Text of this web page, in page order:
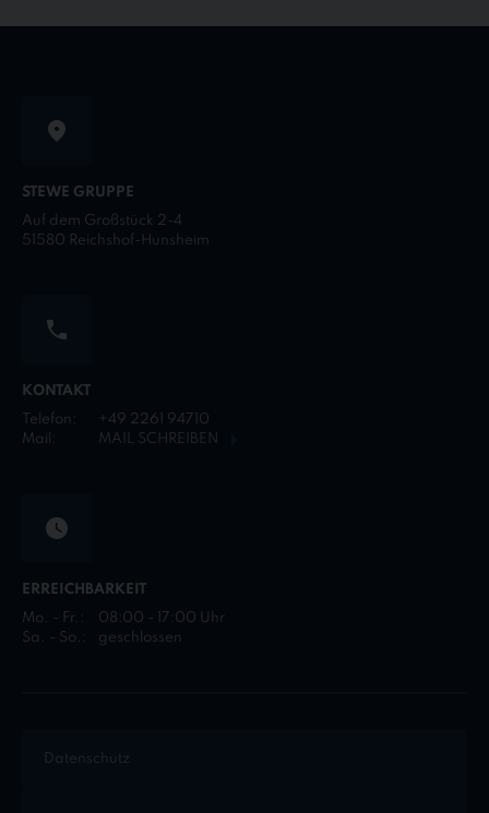
STEWE GRUPPE
Auf dem Großstück 2-4
51580 Reichshof-Hunsheim
KONTAKT
Telefon:
+49 2261 94710
Mail:
MAIL SCHREIBEN
ERREICHBARKEIT
Mo. - Fr.:
08:00 - 17:00 Uhr
Sa. - So.:
geschlossen
Datenschutz